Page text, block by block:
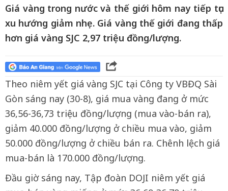
Giá vàng trong nước và thế giới hôm nay tiếp tục
xu hướng giảm nhẹ. Giá vàng thế giới đang thấp
hơn giá vàng SJC 2,97 triệu đồng/lượng.
Theo niêm yết giá vàng SJC tại Công ty VBĐQ Sài
Gòn sáng nay (30-8), giá mua vàng đang ở mức
36,56-36,73 triệu đồng/lượng (mua vào-bán ra),
giảm 40.000 đồng/lượng ở chiều mua vào, giảm
50.000 đồng/lượng ở chiều bán ra. Chênh lệch giá
mua-bán là 170.000 đồng/lượng.
Đầu giờ sáng nay, Tập đoàn DOJI niêm yết giá